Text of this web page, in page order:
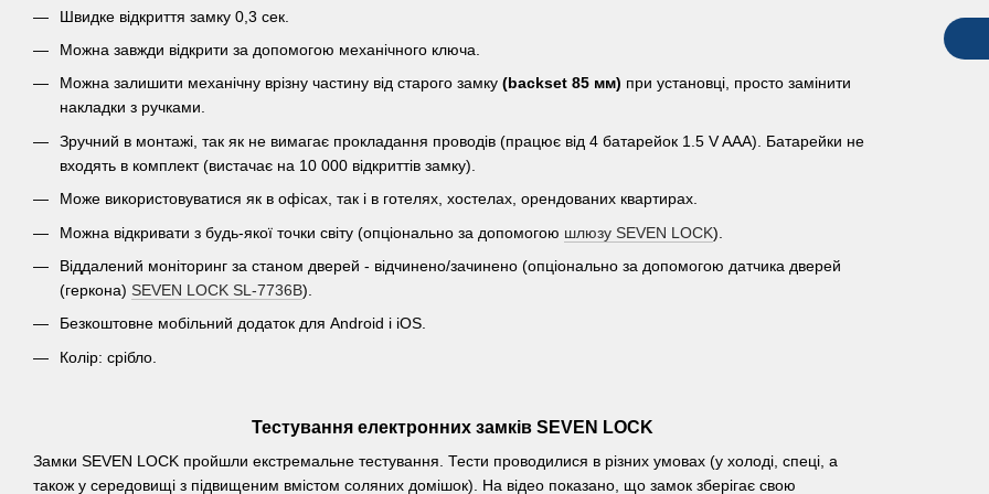
Швидке відкриття замку 0,3 сек.
Можна завжди відкрити за допомогою механічного ключа.
Можна залишити механічну врізну частину від старого замку (backset 85 мм) при установці, просто замінити
накладки з ручками.
Зручний в монтажі, так як не вимагає прокладання проводів (працює від 4 батарейок 1.5 V AАA). Батарейки не
входять в комплект (вистачає на 10 000 відкриттів замку).
Може використовуватися як в офісах, так і в готелях, хостелах, орендованих квартирах.
Можна відкривати з будь-якої точки світу (опціонально за допомогою шлюзу SEVEN LOCK).
Віддалений моніторинг за станом дверей - відчинено/зачинено (опціонально за допомогою датчика дверей
(геркона) SEVEN LOCK SL-7736B).
Безкоштовне мобільний додаток для Android і iOS.
Колір: срібло.
Тестування електронних замків SEVEN LOCK
Замки SEVEN LOCK пройшли екстремальне тестування. Тести проводилися в різних умовах (у холоді, спеці, а
також у середовищі з підвищеним вмістом соляних домішок). На відео показано, що замок зберігає свою